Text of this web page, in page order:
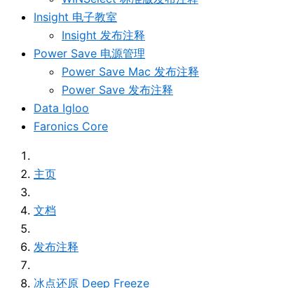
Insight 电子教室
Insight 发布注释
Power Save 电源管理
Power Save Mac 发布注释
Power Save 发布注释
Data Igloo
Faronics Core
主页
文档
发布注释
冰点还原 Deep Freeze